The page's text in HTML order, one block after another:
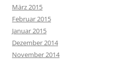
März 2015
Februar 2015
Januar 2015
Dezember 2014
November 2014